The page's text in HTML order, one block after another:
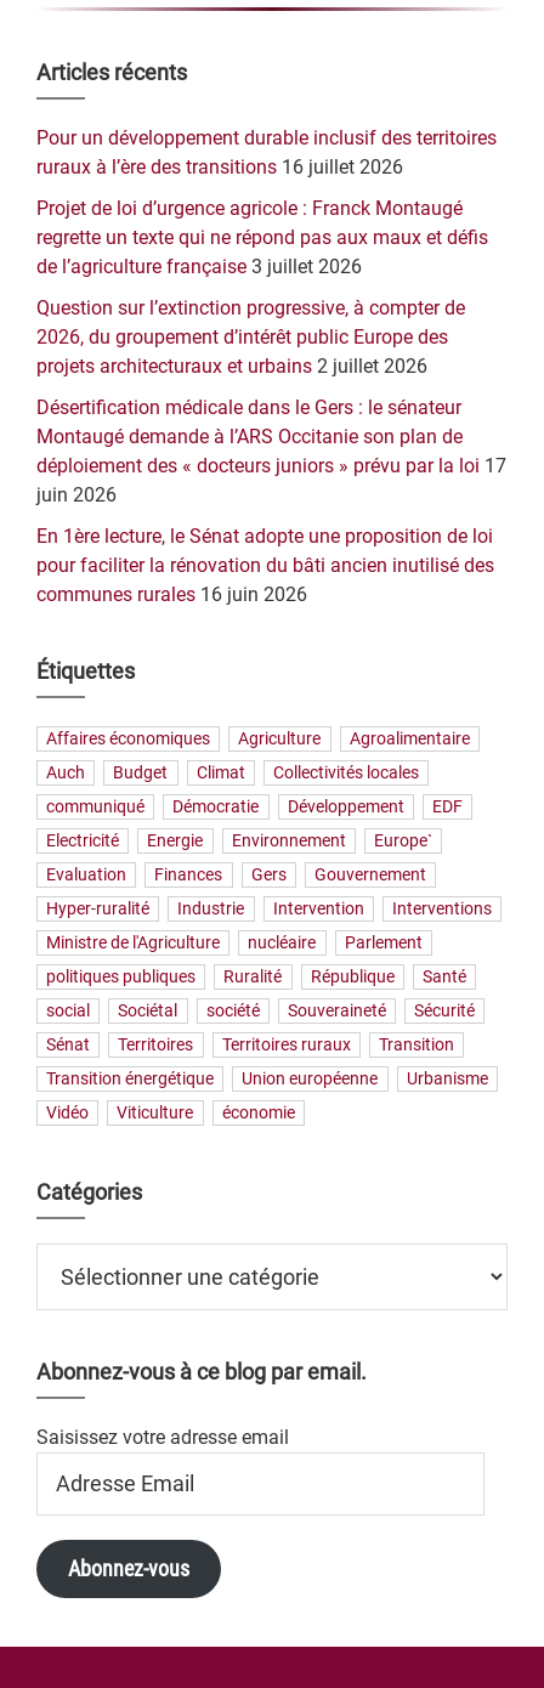
Barre
latérale
principale
Articles récents
Pour un développement durable inclusif des territoires
ruraux à l’ère des transitions 16 juillet 2026
Projet de loi d’urgence agricole : Franck Montaugé
regrette un texte qui ne répond pas aux maux et défis
de l’agriculture française 3 juillet 2026
Question sur l’extinction progressive, à compter de
2026, du groupement d’intérêt public Europe des
projets architecturaux et urbains 2 juillet 2026
Désertification médicale dans le Gers : le sénateur
Montaugé demande à l’ARS Occitanie son plan de
déploiement des « docteurs juniors » prévu par la loi 17
juin 2026
En 1ère lecture, le Sénat adopte une proposition de loi
pour faciliter la rénovation du bâti ancien inutilisé des
communes rurales 16 juin 2026
Étiquettes
Affaires économiques Agriculture
Agroalimentaire
Auch
Budget Climat
Collectivités locales
communiqué
Démocratie Développement
EDF
Electricité
Energie Environnement
Europe`
Evaluation
Finances Gers
Gouvernement
Hyper-ruralité
Industrie Intervention
Interventions
Ministre de l'Agriculture
nucléaire
Parlement
politiques publiques
Ruralité République
Santé
social
Sociétal société Souveraineté
Sécurité
Sénat
Territoires Territoires ruraux
Transition
Transition énergétique
Union européenne
Urbanisme
Vidéo
Viticulture économie
Catégories
Abonnez-vous à ce blog par email.
Saisissez votre adresse email
Email
Abonnez-vous